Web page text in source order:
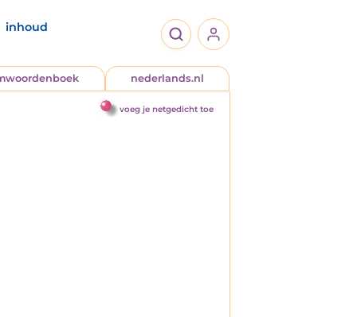
inhoud
nederlands.nl
voeg je netgedicht toe